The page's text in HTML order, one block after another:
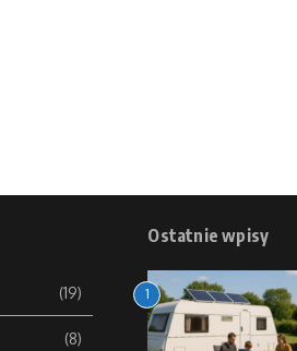
(19)
(8)
Ostatnie wpisy
1